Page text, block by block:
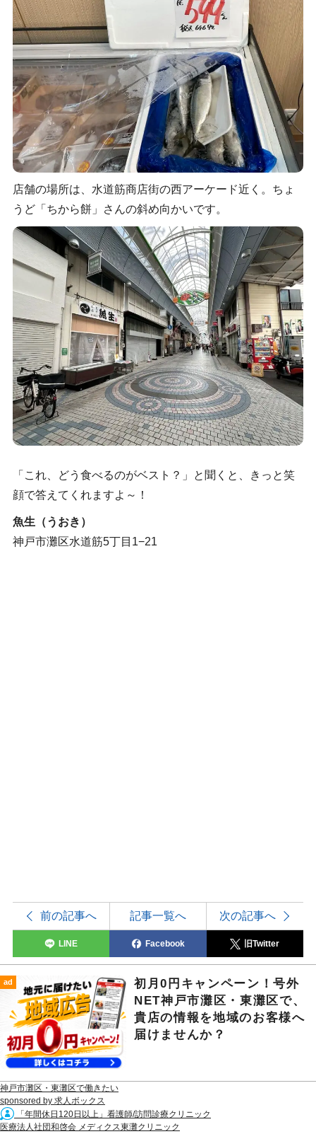
店舗の場所は、水道筋商店街の西アーケード近く。ちょ
うど「ちから餅」さんの斜め向かいです。
「これ、どう食べるのがベスト？」と聞くと、きっと笑
顔で答えてくれますよ～！
魚生（うおき）
神戸市灘区水道筋5丁目1−21
前の記事へ 記事一覧へ 次の記事へ
LINE Facebook 旧Twitter
ad
初月0円キャンペーン！号外
NET神戸市灘区・東灘区で、
貴店の情報を地域のお客様へ
届けませんか？
神戸市灘区・東灘区で働きたい
sponsored by 求人ボックス
「年間休日120日以上」看護師/訪問診療クリニック
医療法人社団和啓会 メディクス東灘クリニック